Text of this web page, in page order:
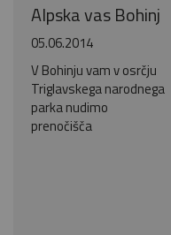
Alpska vas Bohinj
05.06.2014
V Bohinju vam v osrčju
Triglavskega narodnega
parka nudimo
prenočišča